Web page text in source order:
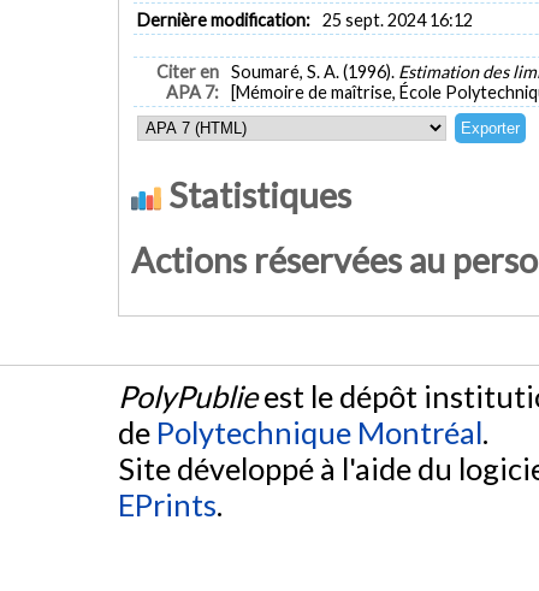
Dernière modification: 25 sept. 2024 16:12
Citer en
APA 7:
Soumaré, S. A. (1996). Estimation des
[Mémoire de maîtrise, École
Statistiques
Actions réservées au
PolyPublieest le dépôt
de Polytechnique Montréal.
Site développé à l'aide du
EPrints.